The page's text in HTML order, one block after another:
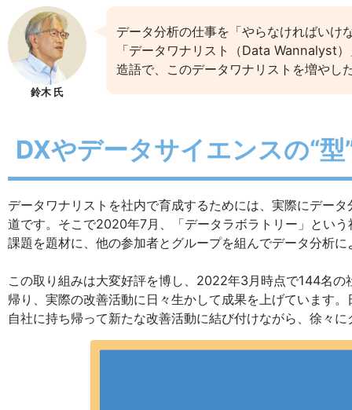
鈴木 氏
データ分析の仕事を「やらなければいけ
「データワナリスト（Data Wannalyst
造語で、このデータワナリストを増やし
DXやデータサイエンスの“
データワナリストを社内で育成するためには、実際にデー
道です。そこで2020年7月、「データラボラトリー」とい
課題を題材に、他の参加者とグループを組んでデータ分析
この取り組みは大変好評を博し、2022年3月時点で144名
帰り、実際の改善活動に日々生かして成果を上げています
自社に持ち帰って新たな改善活動に結び付けながら、徐々